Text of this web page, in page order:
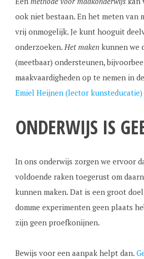
ook niet bestaan. En het meten van
vrij onmogelijk. Je kunt hooguit
onderzoeken. Het makenkunnen we
(meetbaar) ondersteunen,
maakvaardigheden op te nemen in
Emiel Heijnen (lector
ONDERWIJS IS
In ons onderwijs zorgen we ervoor
voldoende raken toegerust om
kunnen maken. Dat is een groot
domme experimenten geen plaats
zijn geen proefkonijnen.
Bewijs voor een aanpak helpt dan.